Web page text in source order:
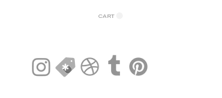
CART